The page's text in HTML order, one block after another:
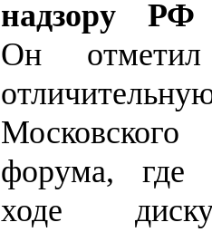
надзору РФ
Он отметил
Московского
форума, где
ходе